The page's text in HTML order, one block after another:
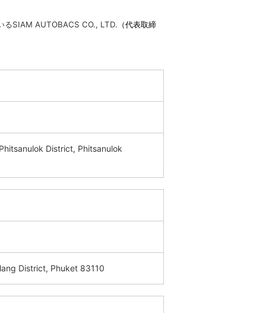
るSIAM AUTOBACS CO., LTD. （代表取締
District, Phitsanulok
District, Phuket 83110